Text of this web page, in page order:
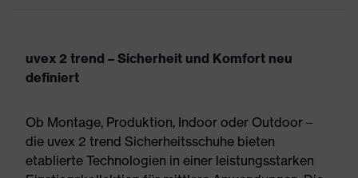
uvex 2 trend – Sicherheit und Komfort neu
definiert
Ob Montage, Produktion, Indoor oder Outdoor –
die uvex 2 trend Sicherheitsschuhe bieten
etablierte Technologien in einer leistungsstarken